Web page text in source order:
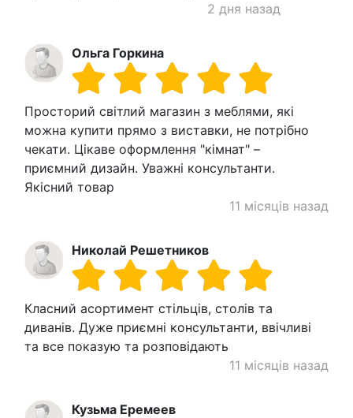
2 дня назад
Ольга Горкина
Просторий світлий магазин з меблями, які
можна купити прямо з виставки, не потрібно
чекати. Цікаве оформлення "кімнат" –
приємний дизайн. Уважні консультанти.
Якісний товар
11 місяців назад
Николай Решетников
Класний асортимент стільців, столів та
диванів. Дуже приємні консультанти, ввічливі
та все показую та розповідають
11 місяців назад
Кузьма Еремеев